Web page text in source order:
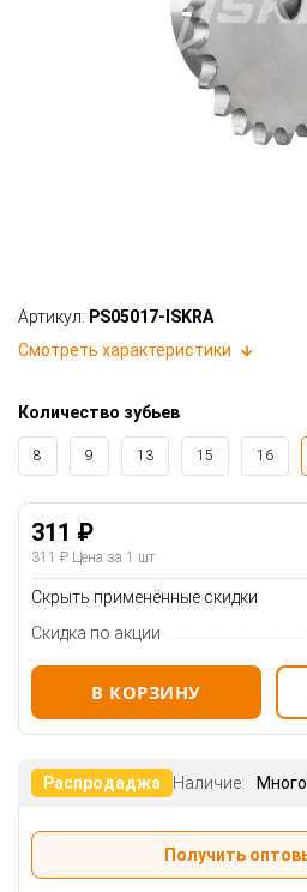
Артикул: PS05017-ISKRA
Смотреть характеристики
Количество зубьев
8 9 13 15 16
311 ₽
311 ₽ Цена за 1 шт
Скрыть применённые скидки
Скидка по акции
В КОРЗИНУ
Распродаджа Наличие: Много